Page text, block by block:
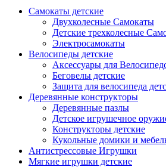
Самокаты детские
Двухколесные Cамокаты
Детские трехколесные
Электросамокаты
Велосипеды детские
Аксессуары для
Беговелы детские
Защита для велосипеда
Деревянные конструкторы
Деревянные пазлы
Детское игрушечное
Конструкторы детские
Кукольные домики и
Антистрессовые Игрушки
Мягкие игрушки детские